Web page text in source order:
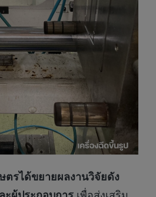
ตรได้ขยายผลงานวิจัยดัง